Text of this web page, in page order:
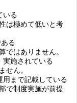
いる
は極めて低いと考
る
ではありません。
実施されている
せん。
まで記載している
で制度実施が前提